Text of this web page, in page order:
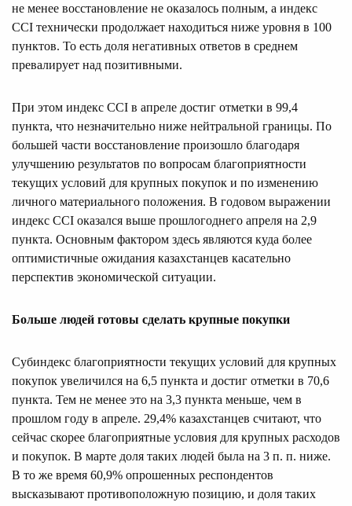
не менее восстановление не оказалось полным, а индекс
CCI технически продолжает находиться ниже уровня в 100
пунктов. То есть доля негативных ответов в среднем
превалирует над позитивными.
При этом индекс CCI в апреле достиг отметки в 99,4
пункта, что незначительно ниже нейтральной границы. По
большей части восстановление произошло благодаря
улучшению результатов по вопросам благоприятности
текущих условий для крупных покупок и по изменению
личного материального положения. В годовом выражении
индекс CCI оказался выше прошлогоднего апреля на 2,9
пункта. Основным фактором здесь являются куда более
оптимистичные ожидания казахстанцев касательно
перспектив экономической ситуации.
Больше людей готовы сделать крупные покупки
Субиндекс благоприятности текущих условий для крупных
покупок увеличился на 6,5 пункта и достиг отметки в 70,6
пункта. Тем не менее это на 3,3 пункта меньше, чем в
прошлом году в апреле. 29,4% казахстанцев считают, что
сейчас скорее благоприятные условия для крупных расходов
и покупок. В марте доля таких людей была на 3 п. п. ниже.
В то же время 60,9% опрошенных респондентов
высказывают противоположную позицию, и доля таких